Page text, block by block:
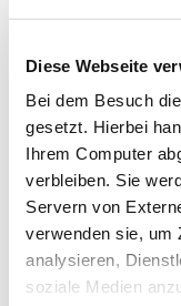
Diese Webseite
Bei dem Besuch
gesetzt. Hierbei
Ihrem Computer
verbleiben. Sie
Servern von
verwenden sie, um
analysieren,
soziale Medien
Aktuelle
Aktuelle
Sie hier.